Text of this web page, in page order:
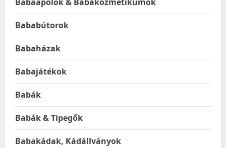
Babaápolók & Babakozmetikumok
Bababútorok
Babaházak
Babajátékok
Babák
Babák & Tipegők
Babakádak, Kádállványok